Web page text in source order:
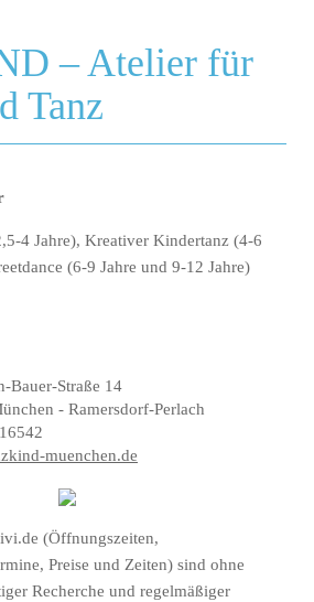
– Atelier für
Tanz
4 Jahre), Kreativer Kindertanz (4-6
(6-9 Jahre und 9-12 Jahre)
Bauer-Straße 14
- Ramersdorf-Perlach
muenchen.de
(Öffnungszeiten,
Preise und Zeiten) sind ohne
Recherche und regelmäßiger